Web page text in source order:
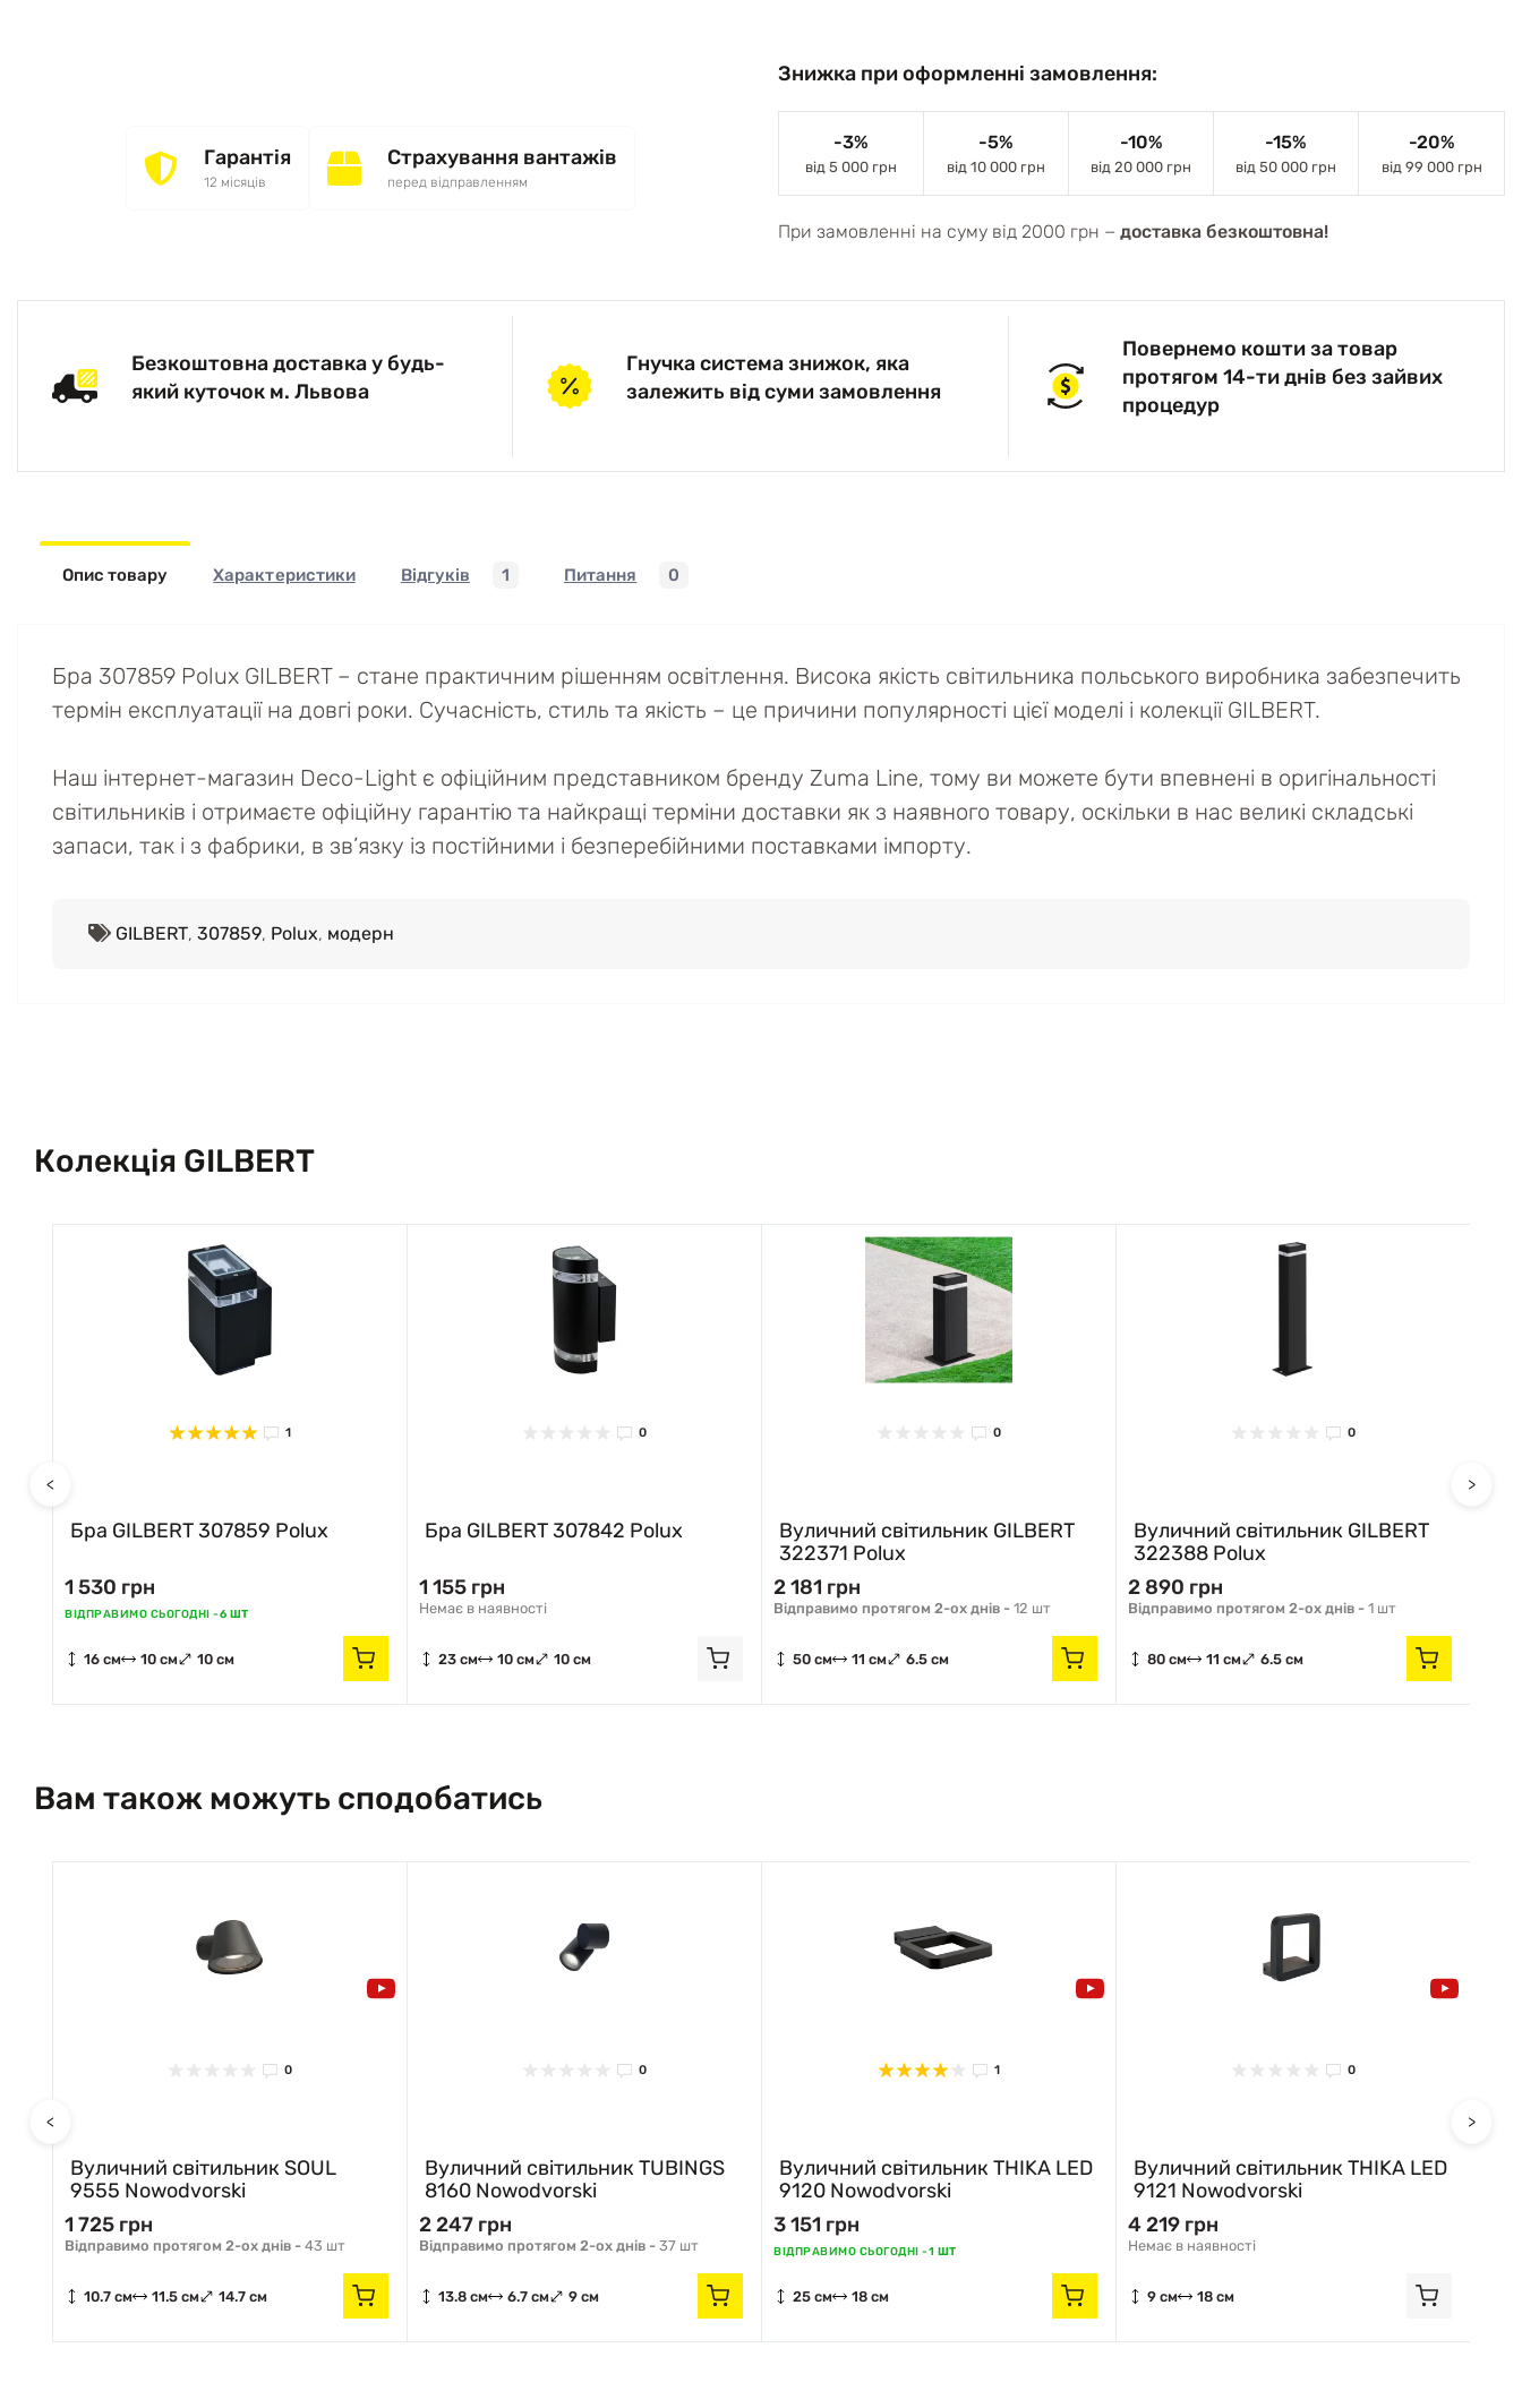
Гарантія
12 місяців
Страхування вантажів
перед відправленням
Знижка при оформленні замовлення:
-3%
від 5 000 грн
-5%
від 10 000 грн
-10%
від 20 000 грн
-15%
від 50 000 грн
-20%
від 99 000 грн
При замовленні на суму від 2000 грн − доставка безкоштовна!
Безкоштовна доставка у будь-
який куточок м. Львова
Гнучка система знижок, яка
залежить від суми замовлення
Повернемо кошти за товар
протягом 14-ти днів без зайвих
процедур
Опис товару Характеристики Відгуків 1 Питання 0
Бра 307859 Polux GILBERT – стане практичним рішенням освітлення. Висока якість світильника польського виробника забезпечить
термін експлуатації на довгі роки. Сучасність, стиль та якість – це причини популярності цієї моделі і колекції GILBERT.
Наш інтернет-магазин Deco-Light є офіційним представником бренду Zuma Line, тому ви можете бути впевнені в оригінальності
світильників і отримаєте офіційну гарантію та найкращі терміни доставки як з наявного товару, оскільки в нас великі складські
запаси, так і з фабрики, в зв’язку із постійними і безперебійними поставками імпорту.
GILBERT, 307859, Polux, модерн
Колекція GILBERT
<
1
Бра GILBERT 307859 Polux
1 530 грн
ВІДПРАВИМО СЬОГОДНІ -6 ШТ
16 см 10 см 10 см
0
Бра GILBERT 307842 Polux
1 155 грн
Немає в наявності
23 см 10 см 10 см
0
Вуличний світильник GILBERT
322371 Polux
2 181 грн
Відправимо протягом 2-ох днів - 12 шт
50 см 11 см 6.5 см
0
Вуличний світильник GILBERT
322388 Polux
2 890 грн
Відправимо протягом 2-ох днів - 1 шт
80 см 11 см 6.5 см
>
Вам також можуть сподобатись
<
0
Вуличний світильник SOUL
9555 Nowodvorski
1 725 грн
Відправимо протягом 2-ох днів - 43 шт
10.7 см 11.5 см 14.7 см
0
Вуличний світильник TUBINGS
8160 Nowodvorski
2 247 грн
Відправимо протягом 2-ох днів - 37 шт
13.8 см 6.7 см 9 см
1
Вуличний світильник THIKA LED
9120 Nowodvorski
3 151 грн
ВІДПРАВИМО СЬОГОДНІ -1 ШТ
25 см 18 см
0
Вуличний світильник THIKA LED
9121 Nowodvorski
4 219 грн
Немає в наявності
9 см 18 см
>